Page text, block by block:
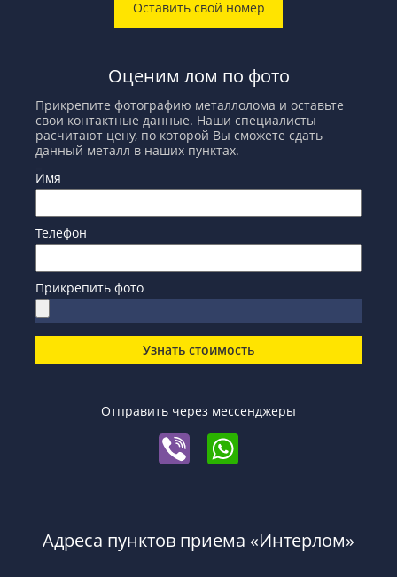
Оставить свой номер
Оценим лом по фото
Прикрепите фотографию металлолома и оставьте
свои контактные данные. Наши специалисты
расчитают цену, по которой Вы сможете сдать
данный металл в наших пунктах.
Имя
Телефон
Прикрепить фото
Узнать стоимость
Отправить через мессенджеры
Адреса пунктов приема «Интерлом»